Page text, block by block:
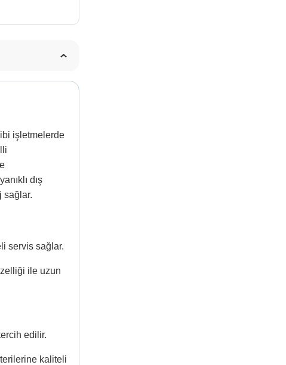
işletmelerde
dış
sağlar.
servis sağlar.
ile uzun
edilir.
kaliteli